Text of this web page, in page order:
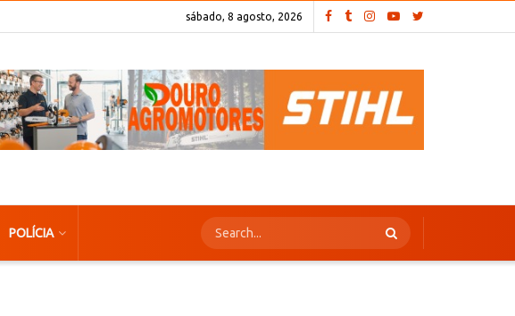
sábado, 8 agosto, 2026
POLÍCIA